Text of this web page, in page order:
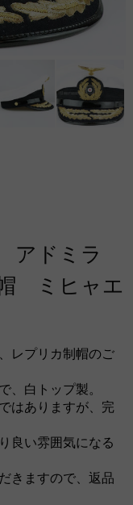
ドミラ
ミヒャエ
レプリカ制帽のご
、白トップ製。
はありますが、完
良い雰囲気になる
きますので、返品